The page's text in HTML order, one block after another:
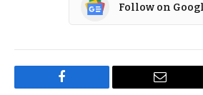
Follow on
Facebook Email